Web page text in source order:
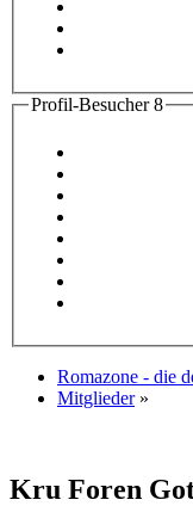
Profil-Besucher8
Romazone - die
Mitglieder »
Kru Foren